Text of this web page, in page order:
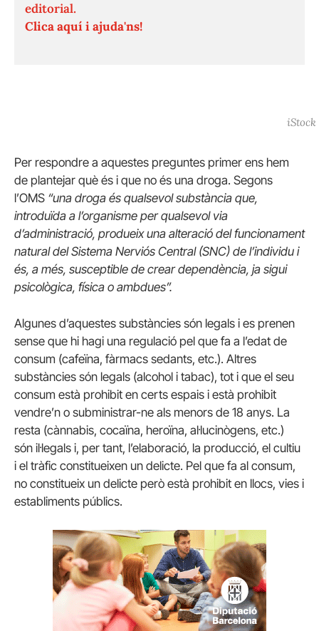
editorial.
Clica aquí i ajuda'ns!
iStock
Per respondre a aquestes preguntes primer ens hem
de plantejar què és i que no és una droga. Segons
l’OMS “una droga és qualsevol substància que,
introduïda a l’organisme per qualsevol via
d’administració, produeix una alteració del funcionament
natural del Sistema Nerviós Central (SNC) de l’individu i
és, a més, susceptible de crear dependència, ja sigui
psicològica, física o ambdues”.
Algunes d’aquestes substàncies són legals i es prenen
sense que hi hagi una regulació pel que fa a l’edat de
consum (cafeïna, fàrmacs sedants, etc.). Altres
substàncies són legals (alcohol i tabac), tot i que el seu
consum està prohibit en certs espais i està prohibit
vendre’n o subministrar-ne als menors de 18 anys. La
resta (cànnabis, cocaïna, heroïna, al·lucinògens, etc.)
són il·legals i, per tant, l’elaboració, la producció, el cultiu
i el tràfic constitueixen un delicte. Pel que fa al consum,
no constitueix un delicte però està prohibit en llocs, vies i
establiments públics.